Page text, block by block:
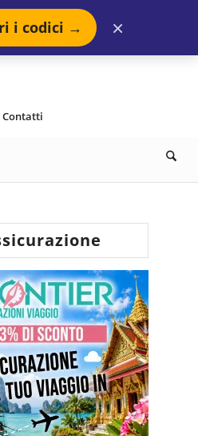
i codici → ×
Contatti